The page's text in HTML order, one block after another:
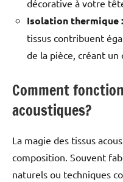
décorative à votre
Isolation thermique :
tissus contribuent
de la pièce, créant un
Comment
acoustiques?
La magie des tissus
composition. Souvent
naturels ou techniques